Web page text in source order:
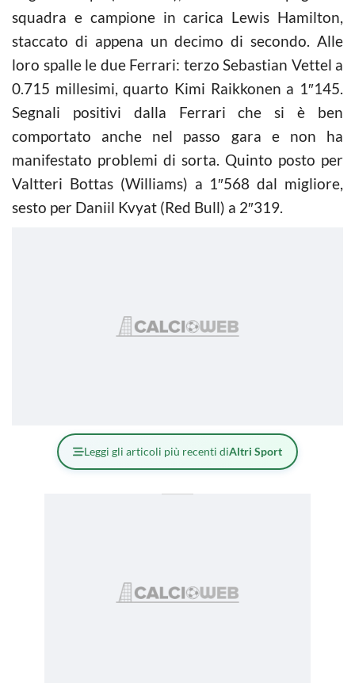
squadra e campione in carica Lewis Hamilton,
staccato di appena un decimo di secondo. Alle
loro spalle le due Ferrari: terzo Sebastian Vettel a
0.715 millesimi, quarto Kimi Raikkonen a 1″145.
Segnali positivi dalla Ferrari che si è ben
comportato anche nel passo gara e non ha
manifestato problemi di sorta. Quinto posto per
Valtteri Bottas (Williams) a 1″568 dal migliore,
sesto per Daniil Kvyat (Red Bull) a 2″319.
Leggi gli articoli più recenti diAltri Sport